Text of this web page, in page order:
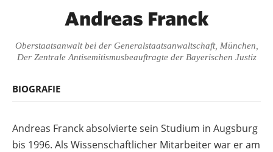
Andreas Franck
Oberstaatsanwalt bei der Generalstaatsanwaltschaft, München,
Der Zentrale Antisemitismusbeauftragte der Bayerischen Justiz
BIOGRAFIE
Andreas Franck absolvierte sein Studium in Augsburg
bis 1996. Als Wissenschaftlicher Mitarbeiter war er am